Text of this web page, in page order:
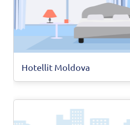
Hotellit Moldova